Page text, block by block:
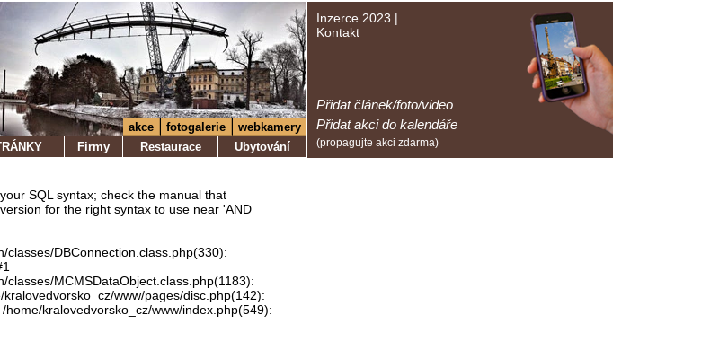
Inzerce 2023 |
Kontakt
Přidat článek/foto/video
Přidat akci do kalendáře
(propagujte akci zdarma)
akce fotogalerie
webkamery
Firmy Restaurace Ubytování
SQL syntax; check the manual that
for the right syntax to use near 'AND
DBConnection.class.php(330):
MCMSDataObject.class.php(1183):
www/pages/disc.php(142):
kralovedvorsko_cz/www/index.php(549):